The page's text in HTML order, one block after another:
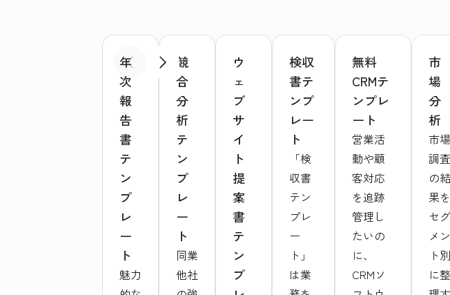
前へ 次へ
年
次
報
告
書
テ
ン
プ
レ
ー
ト
魅力
競
合
分
析
テ
ン
プ
レ
ー
ト
同業
他社
ウ
ェ
ブ
サ
イ
ト
提
案
書
テ
ン
プ
検収
書テ
ンプ
レー
ト
「検
収書
テン
プレ
ー
ト」
は業
無料
CRMテ
ンプレ
ート
営業活
動や顧
客対応
を追跡
管理し
たいの
に、
CRMソ
市
場
分
析
市場
調査
の結
果を
セグ
メン
ト別
に整